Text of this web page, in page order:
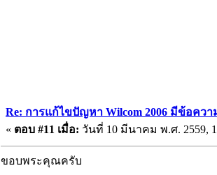
Re: การแก้ไขปัญหา Wilcom 2006 มีข้อควา
« ตอบ #11 เมื่อ: วันที่ 10 มีนาคม พ.ศ. 2559,
ขอบพระคุณครับ